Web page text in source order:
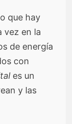
que hay
vez en la
de energía
con
es un
y las